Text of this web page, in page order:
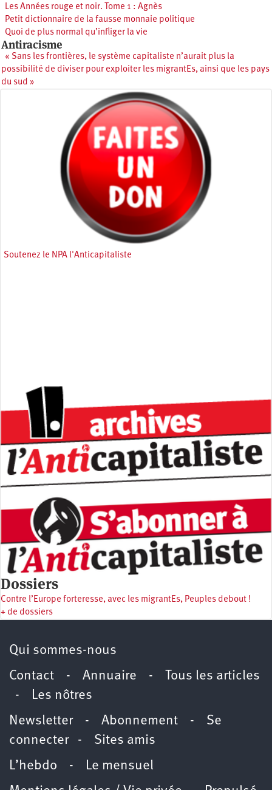
Les Années rouge et noir. Tome 1 : Agnès
Petit dictionnaire de la fausse monnaie politique
Quoi de plus normal qu’infliger la vie
Antiracisme
« Sans les frontières, le système capitaliste n’aurait plus la
possibilité de diviser pour exploiter les migrantEs, ainsi que les pays
du sud »
Soutenez le NPA l'Anticapitaliste
Dossiers
Contre l’Europe forteresse, avec les migrantEs, Peuples debout !
+ de dossiers
Qui sommes-nous
Contact - Annuaire -
Tous les articles
- Les nôtres
Newsletter- Abonnement - Se
connecter- Sites amis
L’hebdo - Le mensuel